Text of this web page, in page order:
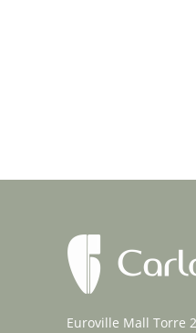
Euroville Mall Torre